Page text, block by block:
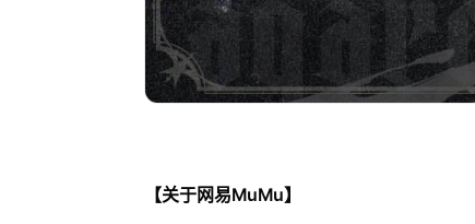
【关于网易MuMu】